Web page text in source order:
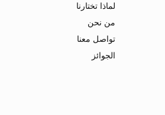
لماذا تختارنا
من نحن
تواصل معنا
الجوائز